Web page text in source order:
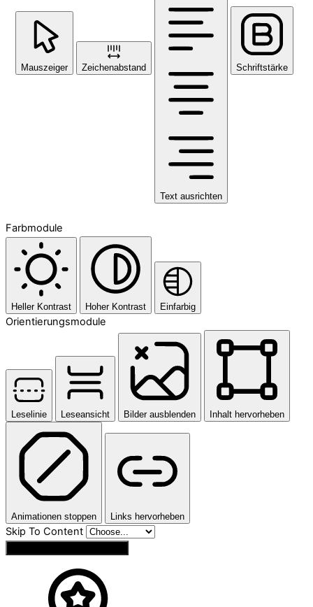
Mauszeiger Zeichenabstand
Text ausrichten
Schriftstärke
Farbmodule
Heller Kontrast Hoher Kontrast Einfarbig
Orientierungsmodule
Leselinie Leseansicht Bilder ausblenden Inhalt hervorheben
Animationen stoppen Links hervorheben
Skip To Content